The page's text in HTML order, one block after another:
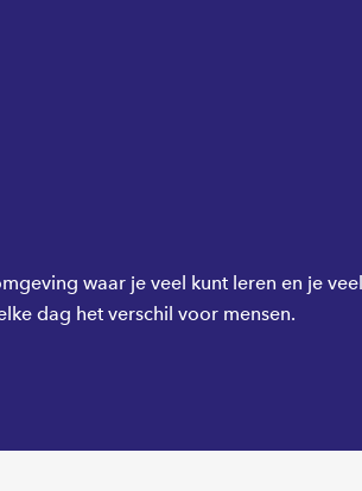
waar je veel kunt leren en je veel
dag het verschil voor mensen.